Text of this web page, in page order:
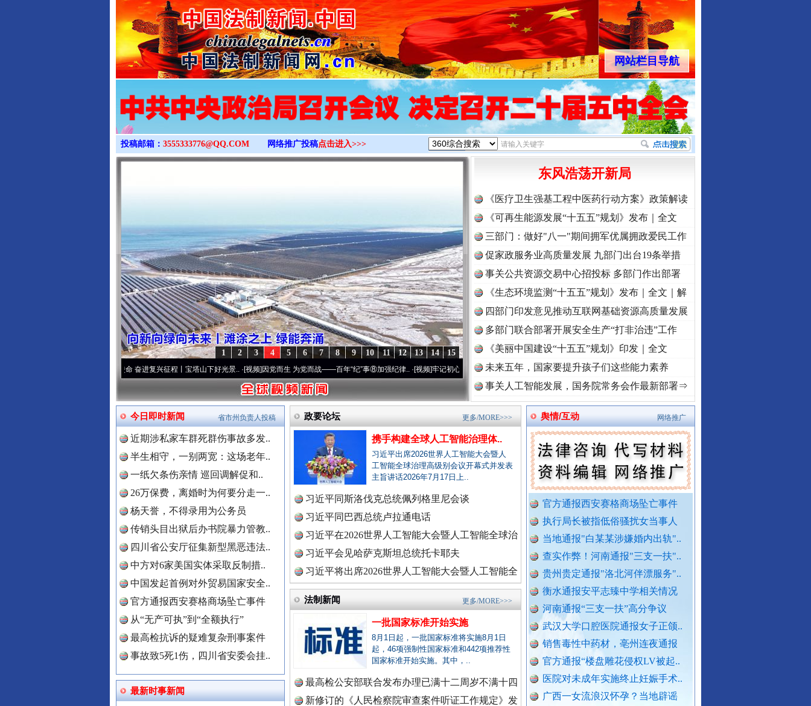
>
网站栏目导航
投稿邮箱： 3555333776@QQ.COM 网络推广投稿点击进入>>>
15
14
13
12
11
10
9
8
7
6
5
4
3
2
1
牢记初心使命 奋进复兴征程丨宝塔山下好光景..·[视频]因党而生 为党而战——百年“纪”事⑧加强纪律..·[视频]牢记初心使命 奋进复兴征程丨“转折之城”激荡..·[视频]牢记初心使命 奋进复兴征程丨红船起航处 潮起..
东风浩荡开新局
《医疗卫生强基工程中医药行动方案》政策解读
《可再生能源发展“十五五”规划》发布｜全文
三部门：做好"八一"期间拥军优属拥政爱民工作
促家政服务业高质量发展 九部门出台19条举措
事关公共资源交易中心招投标 多部门作出部署
《生态环境监测“十五五”规划》发布｜全文｜解
读
四部门印发意见推动互联网基础资源高质量发展
多部门联合部署开展安全生产“打非治违”工作
《美丽中国建设“十五五”规划》印发｜全文
未来五年，国家要提升孩子们这些能力素养
事关人工智能发展，国务院常务会作最新部署⇒
舆情/互动
官方通报西安赛格商场坠亡事件
执行局长被指低俗骚扰女当事人
当地通报"白某某涉嫌婚内出轨"..
查实作弊！河南通报"三支一扶"..
贵州贵定通报"洛北河伴漂服务"..
衡水通报安平志臻中学相关情况
河南通报“三支一扶”高分争议
武汉大学口腔医院通报女子正颌..
销售毒性中药材，亳州连夜通报
官方通报“楼盘雕花侵权LV被起..
医院对未成年实施终止妊娠手术..
广西一女流浪汉怀孕？当地辟谣
官方通报西安赛格商场坠亡事件
执行局长被指低俗骚扰女当事人
当地通报"白某某涉嫌婚内出轨"..
查实作弊！河南通报"三支一扶"..
贵州贵定通报"洛北河伴漂服务"..
衡水通报安平志臻中学相关情况
河南通报“三支一扶”高分争议
网络推广
今日即时新闻
近期涉私家车群死群伤事故多发..
半生相守，一别两宽：这场老年..
一纸欠条伤亲情 巡回调解促和..
26万保费，离婚时为何要分走一..
杨天誉，不得录用为公务员
传销头目出狱后办书院暴力管教..
四川省公安厅征集新型黑恶违法..
中方对6家美国实体采取反制措..
中国发起首例对外贸易国家安全..
官方通报西安赛格商场坠亡事件
从“无产可执”到“全额执行”
最高检抗诉的疑难复杂刑事案件
事故致5死1伤，四川省安委会挂..
最新时事新闻
省市州负责人投稿 政要论坛
携手构建全球人工智能治理体..
习近平出席2026世界人工智能大会暨人
工智能全球治理高级别会议开幕式并发表
主旨讲话2026年7月17日上..
习近平同斯洛伐克总统佩列格里尼会谈
习近平同巴西总统卢拉通电话
习近平在2026世界人工智能大会暨人工智能全球治
理高级..
习近平会见哈萨克斯坦总统托卡耶夫
习近平将出席2026世界人工智能大会暨人工智能全
球治理..
更多/MORE>>>
法制新闻
一批国家标准开始实施
8月1日起，一批国家标准将实施8月1日
起，46项强制性国家标准和442项推荐性
国家标准开始实施。其中，..
最高检公安部联合发布办理已满十二周岁不满十四
周岁未..
新修订的《人民检察院审查案件听证工作规定》发
更多/MORE>>>
“后车司机肯定在骂我” 全民健身五年计划来了！等你上场 外交部发布重磅视频
世界屋脊 天路回响 永葆“两个先锋队”本色 “转折之城”激荡奋进脉搏